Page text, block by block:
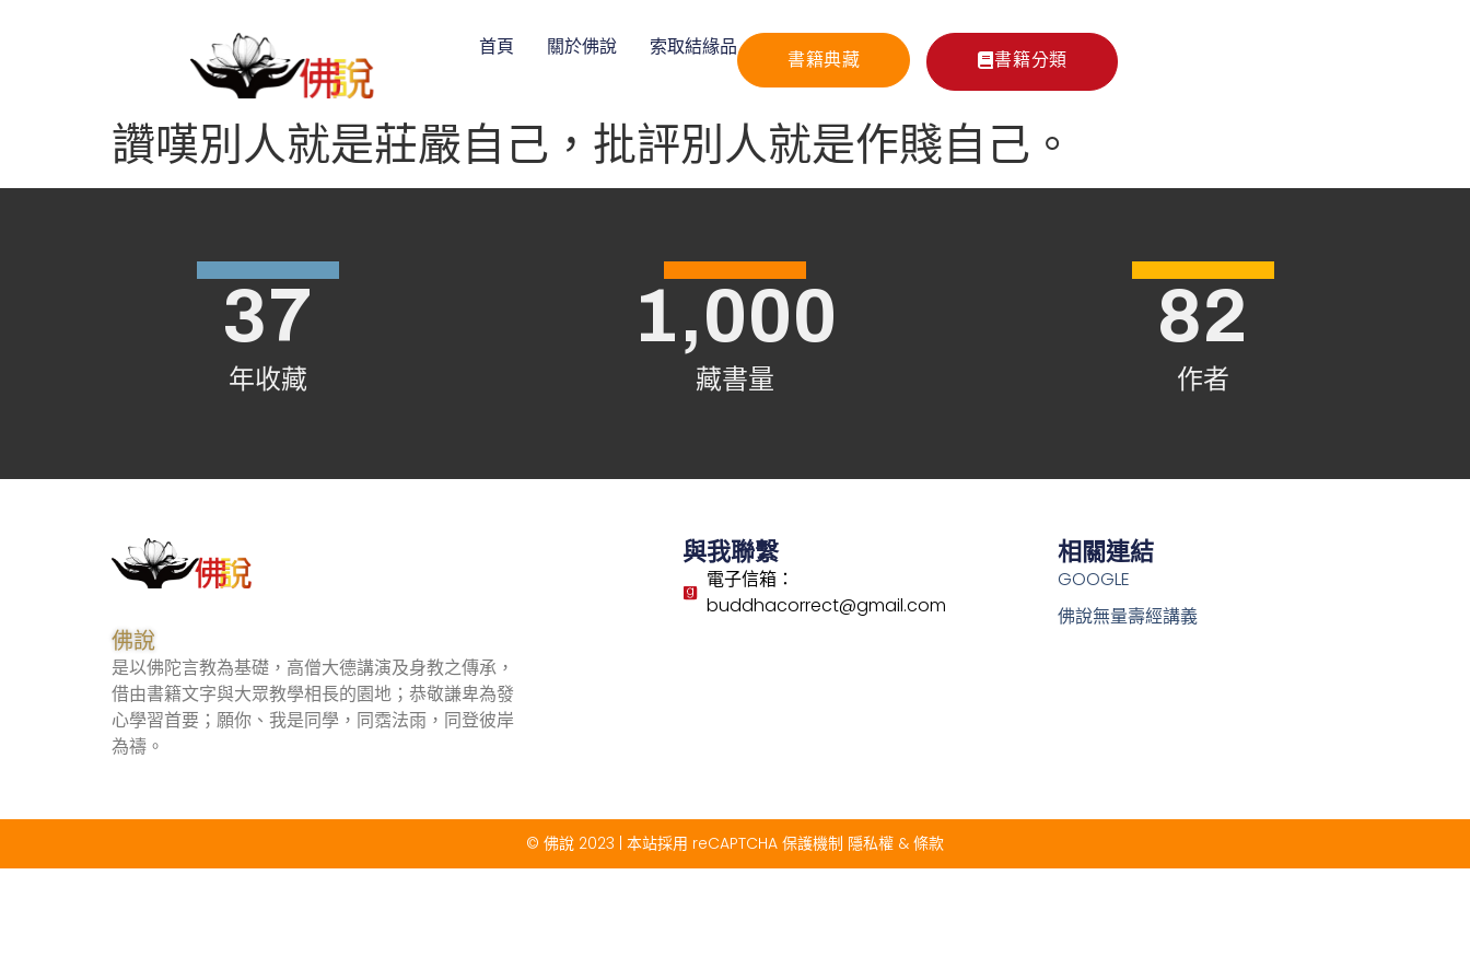
首頁 關於佛說 索取結緣品
書籍典藏 書籍分類
讚嘆別人就是莊嚴自己，批評別人就是作賤自己。
年收藏
37
藏書量
1,000
作者
82
佛說
是以佛陀言教為基礎，高僧大德講演及身教之傳承，
借由書籍文字與大眾教學相長的園地；恭敬謙卑為發
心學習首要；願你、我是同學，同霑法雨，同登彼岸
為禱。
與我聯繫
電子信箱：
buddhacorrect@gmail.com
相關連結
GOOGLE
佛說無量壽經講義
© 佛說 2023 | 本站採用 reCAPTCHA 保護機制 隱私權 & 條款